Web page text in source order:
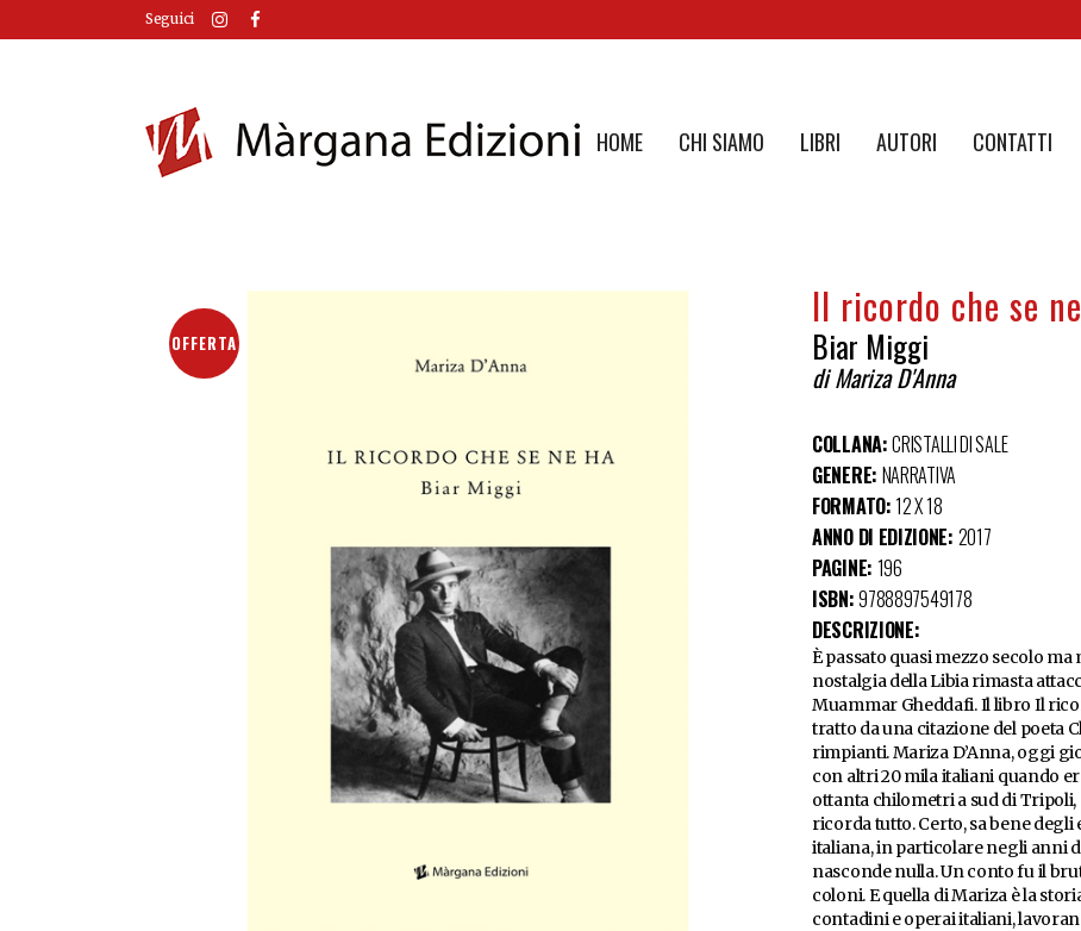
Seguici
HOME CHI SIAMO LIBRI AUTORI CONTATTI
OFFERTA
Il ricordo che se
Biar Miggi
di Mariza D'Anna
COLLANA:CRISTALLI DI SALE
GENERE: NARRATIVA
FORMATO:12 X 18
ANNO DI EDIZIONE: 2017
PAGINE: 196
ISBN:9788897549178
DESCRIZIONE:
È passato quasi mezzo secolo
nostalgia della Libia rimasta
Muammar Gheddafi. Il libro Il
tratto da una citazione del poeta
rimpianti. Mariza D’Anna, oggi
con altri 20 mila italiani quando
ottanta chilometri a sud di
ricorda tutto. Certo, sa bene
italiana, in particolare negli anni
nasconde nulla. Un conto fu il
coloni. E quella di Mariza è la
contadini e operai italiani,